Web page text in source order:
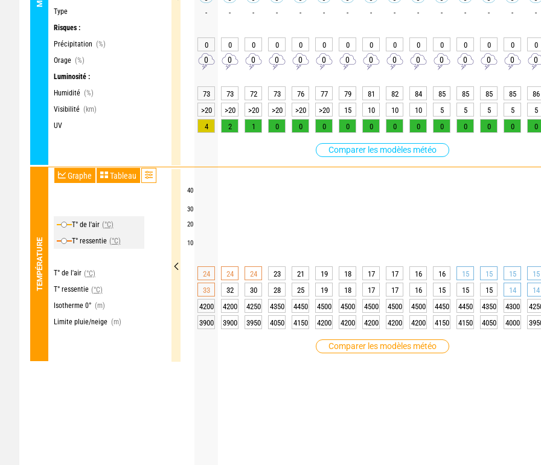
Type
Risques :
Précipitation (%)
Orage (%)
Luminosité :
Humidité (%)
Visibilité (km)
UV
Comparer les modèles météo
TEMPÉRATURE
Graphe Tableau
T° de l'air (°C)
T° ressentie (°C)
T° de l'air (°C)
T° ressentie (°C)
Isotherme 0° (m)
Limite pluie/neige (m)
Comparer les modèles météo
40
30
20
10
- - - - - - - - - - - - - - -
0 0 0 0 0 0 0 0 0 0 0 0 0 0 0
0 0 0 0 0 0 0 0 0 0 0 0 0 0 0
73 73 72 73 76 77 79 81 82 84 85 85 85 85 86
>20
>20 >20 >20 >20 >20 15 10 10 10 5 5 5 5 5
4
2 1 0 0 0 0 0 0 0 0 0 0 0 0
24 24 24 23 21 19 18 17 17 16 16 15 15 15 15
33
32 30 28 25 19 18 17 17 16 15 15 15 14 14
4200
4200 4250 4350 4450 4500 4500 4500 4500 4500 4450 4450 4350 4300
3900
3900 3950 4050 4150 4200 4200 4200 4200 4200 4150 4150 4050 4000